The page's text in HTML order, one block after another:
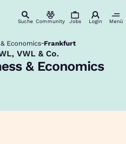
Suche Community Jobs Login Menü
Economics Frankfurt
VWL & Co.
& Economics